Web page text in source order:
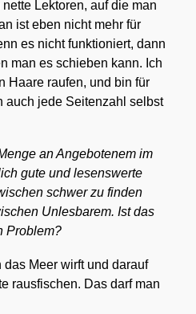
Lek­to­ren, auf die man
ist eben nicht mehr für
es nicht funk­tio­niert, dann
man es schie­ben kann. Ich
Haa­re rau­fen, und bin für
auch jede Sei­ten­zahl selbst
an Ange­bo­te­nem im
gute und lesens­wer­te
schwer zu fin­den
Unles­ba­rem. Ist das
Pro­blem?
Meer wirft und dar­auf
raus­fi­schen. Das darf man